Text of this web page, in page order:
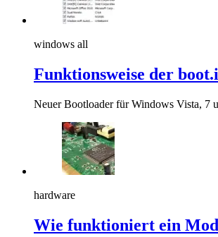
windows all
Funktionsweise der
Neuer Bootloader für Windows Vista, 7
hardware
Wie funktioniert ein